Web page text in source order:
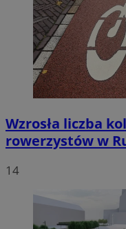
Wzrosła liczba
rowerzystów w
14